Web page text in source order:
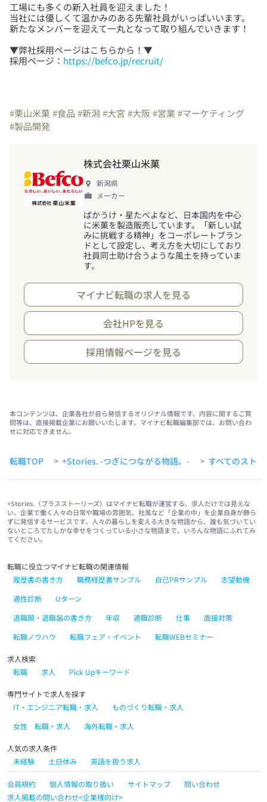
工場にも多くの新入社員を迎えました！
当社には優しくて温かみのある先輩社員がいっぱいいます。
▼弊社採用ページはこちらから！▼
採用ページ： https://befco.jp/recruit/
#栗山米菓#食品 #新潟#大宮 #大阪 #営業 #マーケティング
#製品開発
株式会社栗山米菓
新潟県
メーカー
ばかうけ・星たべよなど、日本国内を中心
に米菓を製造販売しています。「新しい試
みに挑戦する精神」をコーポレートブラン
ドとして設定し、考え方を大切にしており
社員同士助け合うような風土を持っていま
す。
マイナビ転職の求人を見る
会社HPを見る
採用情報ページを見る
本コンテンツは、企業各社が自ら発信するオリジナル情報です。内容に関するご質
問等は、直接掲載企業にお願いいたします。マイナビ転職編集部では、お問い合わ
せに対応できません。
転職TOP > +Stories. -つぎにつながる物語。- > すべてのスト
+Stories.（プラスストーリーズ）はマイナビ転職が運営する、求人だけでは見えな
い、企業で働く人々の日常や職場の雰囲気、社風など「企業の中」を企業自身が飾ら
ずに発信するサービスです。人々の暮らしを変える大きな物語から、誰も気づいてい
ないところでたしかな幸せをつくっている小さな物語まで、いろんな物語にふれてみ
てください。
転職に役立つマイナビ転職の関連情報
履歴書の書き方
職務経歴書サンプル 自己PRサンプル
志望動機
適性診断
Uターン
退職願・退職届の書き方
年収 適職診断 仕事
面接対策
転職ノウハウ
転職フェア・イベント 転職WEBセミナー
求人検索
転職
求人 Pick Upキーワード
専門サイトで求人を探す
IT・エンジニア転職・求人
ものづくり転職・求人
女性 転職・求人
海外転職・求人
人気の求人条件
未経験
土日休み 英語を扱う求人
会員規約 個人情報の取り扱い サイトマップ
問い合わせ
求人掲載の問い合わせ<企業様向け>